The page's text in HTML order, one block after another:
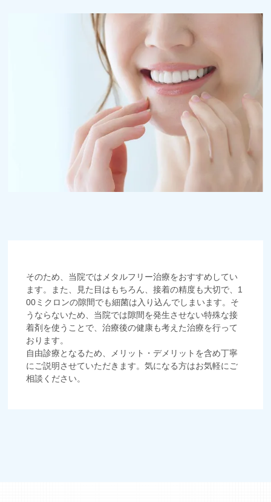
そのため、当院ではメタルフリー治療をおすすめしてい
ます。また、見た目はもちろん、接着の精度も大切で、1
00ミクロンの隙間でも細菌は入り込んでしまいます。そ
うならないため、当院では隙間を発生させない特殊な接
着剤を使うことで、治療後の健康も考えた治療を行って
おります。
自由診療となるため、メリット・デメリットを含め丁寧
にご説明させていただきます。気になる方はお気軽にご
相談ください。